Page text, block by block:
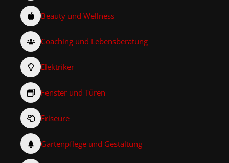
Beauty und Wellness
Coaching und Lebensberatung
Elektriker
Fenster und Türen
Friseure
Gartenpflege und Gestaltung